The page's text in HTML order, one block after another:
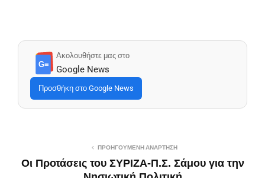
G≡
Ακολουθήστε μας στο
Google News
Προσθήκη στο Google News
ΠΡΟΗΓΟΎΜΕΝΗ ΑΝΆΡΤΗΣΗ
Οι Προτάσεις του ΣΥΡΙΖΑ-Π.Σ. Σάμου για την